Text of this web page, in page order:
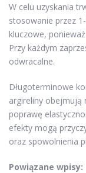
W celu uzyskania
stosowanie przez
kluczowe,
Przy każdym
odwracalne.
Długoterminowe
argireliny obejmują
poprawę
efekty mogą
oraz spowolnienia
Powiązane wpisy: